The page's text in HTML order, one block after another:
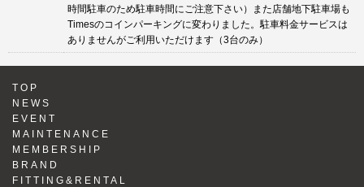
時間駐車のため駐車時間にご注意下さい）また店舗地下駐車場も
Timesのコインパーキングに変わりました。駐車料金サービスは
ありませんがご利用いただけます（3台のみ）
TOP
NEWS
EVENT
MAINTENANCE
MEMBERSHIP
BRAND
FITTING&RENTAL